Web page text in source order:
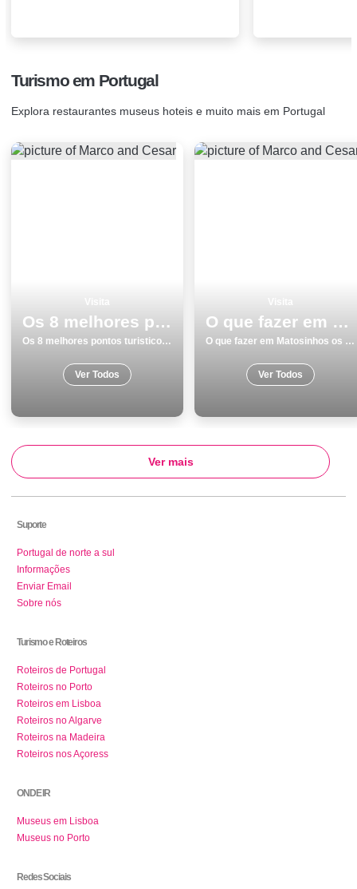
Turismo em Portugal
Explora restaurantes museus hoteis e muito mais em Portugal
Os 8 melhores pontos turisticos e passeios em Vila Real
Os 8 melhores pontos turisticos e passeios em Vila Real
Ver Todos
O que fazer em Matosinhos os 12 melhores pontos turisticos
O que fazer em Matosinhos os 12 melhores pontos turisticos
Ver Todos
Ver mais
Suporte
Portugal de norte a sul
Informações
Enviar Email
Sobre nós
Turismo e Roteiros
Roteiros de Portugal
Roteiros no Porto
Roteiros em Lisboa
Roteiros no Algarve
Roteiros na Madeira
Roteiros nos Açoress
ONDE IR
Museus em Lisboa
Museus no Porto
Redes Sociais